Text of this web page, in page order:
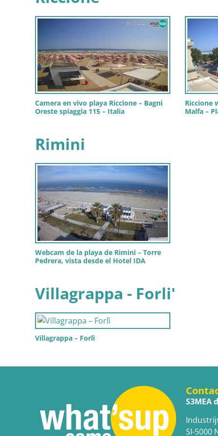
Camera en vivo playa Riccione – Bagni
Oreste spiaggia 115 – Italia
Riccione
Malfa –
Rimini
Webcam de la playa de Rimini – Torre
Pedrera, vista desde el Hotel IDA
Villagrappa - Forli'
Villagrappa – Forlì
S3MEA
SI-5000